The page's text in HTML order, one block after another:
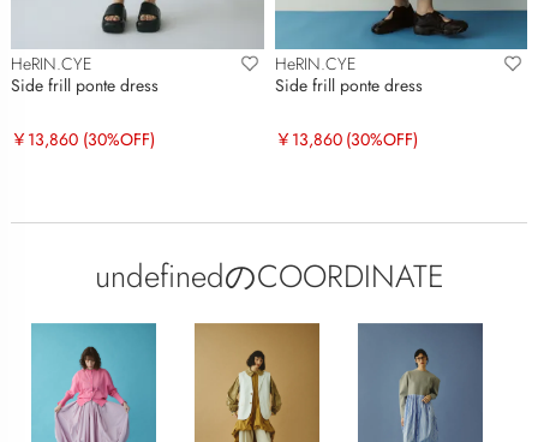
HeRIN.CYE
Side frill ponte dress
￥13,860 (30%OFF)
HeRIN.CYE
Side frill ponte dress
￥13,860 (30%OFF)
undefinedのCOORDINATE